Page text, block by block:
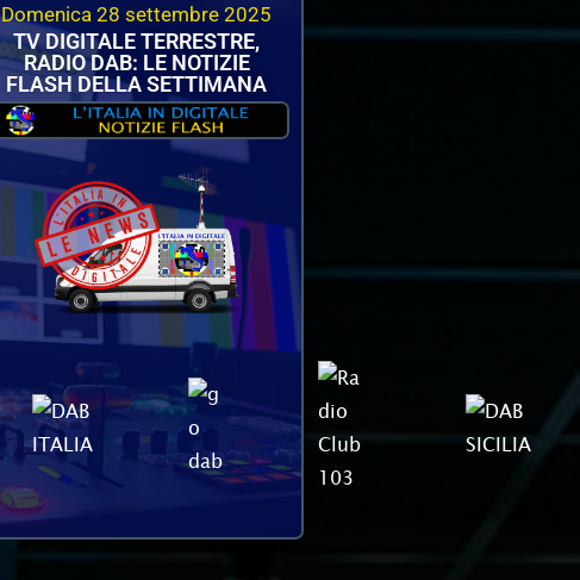
Domenica 28 settembre 2025
TV DIGITALE TERRESTRE,
RADIO DAB: LE NOTIZIE
FLASH DELLA SETTIMANA